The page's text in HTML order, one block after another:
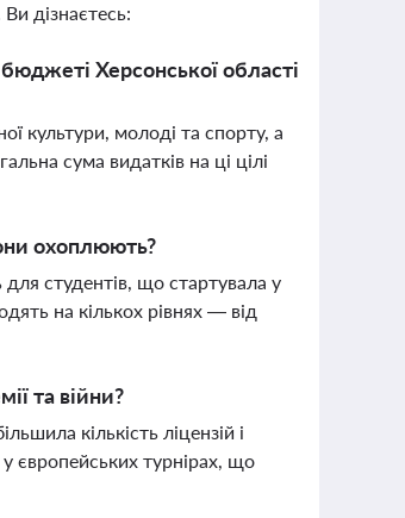
дізнаєтесь:
Херсонської області
культури, молоді та спорту, а
сума видатків на ці цілі
охоплюють?
для студентів, що стартувала у
на кількох рівнях — від
та війни?
кількість ліцензій і
європейських турнірах, що